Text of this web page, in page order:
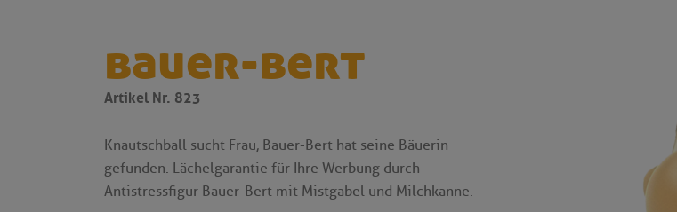
bauer-bert
Artikel Nr. 823
Knautschball sucht Frau, Bauer-Bert hat seine Bäuerin
gefunden. Lächelgarantie für Ihre Werbung durch
Antistressfigur Bauer-Bert mit Mistgabel und Milchkanne.